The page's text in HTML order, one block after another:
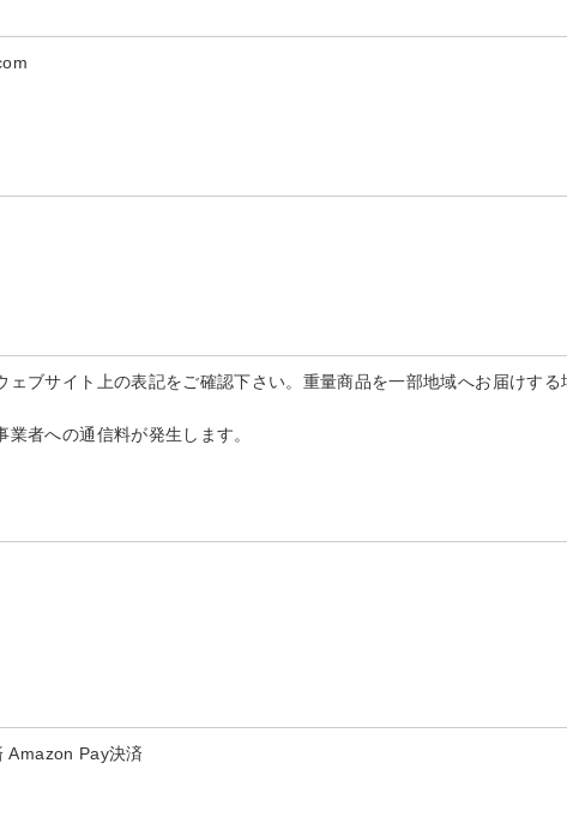
ブサイト上の表記をご確認下さい。重量商品を一部地域へお届けす
者への通信料が発生します。
Pay決済